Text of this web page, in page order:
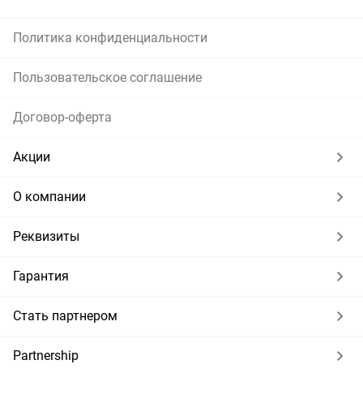
Политика конфиденциальности
Пользовательское соглашение
Договор-оферта
Акции
О компании
Реквизиты
Гарантия
Стать партнером
Partnership